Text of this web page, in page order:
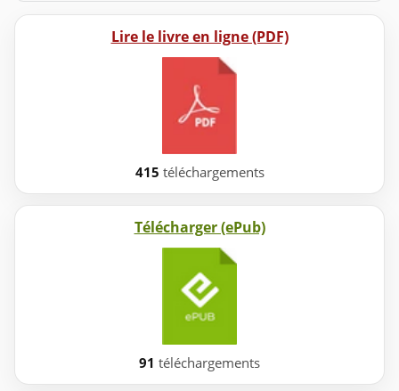
Lire le livre en ligne (PDF)
415 téléchargements
Télécharger (ePub)
91 téléchargements